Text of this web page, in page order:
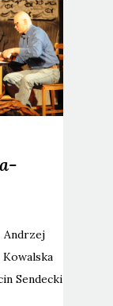
Andrzej
Kowalska
Sendecki